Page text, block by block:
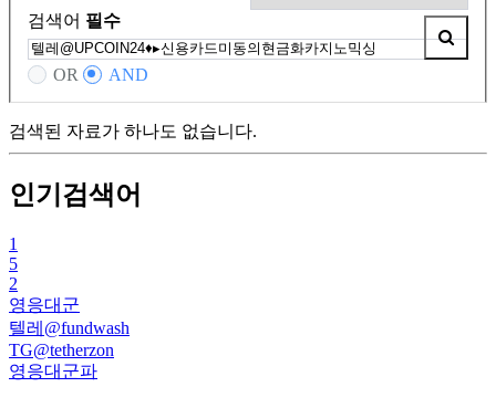
검색어 필수
OR AND
검색된 자료가 하나도 없습니다.
인기검색어
1
5
2
영응대군
텔레@fundwash
TG@tetherzon
영응대군파